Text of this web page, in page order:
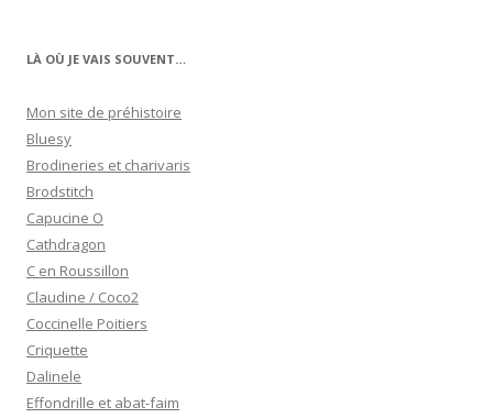
LÀ OÙ JE VAIS SOUVENT…
Mon site de préhistoire
Bluesy
Brodineries et charivaris
Brodstitch
Capucine O
Cathdragon
C en Roussillon
Claudine / Coco2
Coccinelle Poitiers
Criquette
Dalinele
Effondrille et abat-faim